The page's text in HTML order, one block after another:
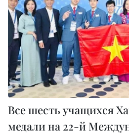
Все шесть учащихся
медали на 22-й